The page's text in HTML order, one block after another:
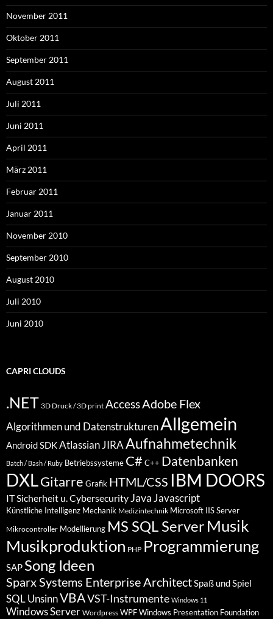
November 2011
Oktober 2011
September 2011
August 2011
Juli 2011
Juni 2011
April 2011
März 2011
Februar 2011
Januar 2011
November 2010
September 2010
August 2010
Juli 2010
Juni 2010
CAPRI CLOUDS
.NET 3D Druck / 3D print AccessAdobe Flex
Algorithmen und DatenstrukturenAllgemein
Android SDKAtlassian JIRAAufnahmetechnik
Batch / Bash / Ruby Betriebssysteme C# C++ Datenbanken
DXLGitarre Grafik HTML/CSS IBM DOORS
IT Sicherheit u. Cybersecurity Java Javascript
Künstliche Intelligenz Mechanik Medizintechnik Microsoft IIS Server
Mikrocontroller Modellierung MS SQL Server Musik
Musikproduktion PHP Programmierung
SAP Song Ideen
Sparx Systems Enterprise ArchitectSpaß und Spiel
SQL UnsinnVBAVST-Instrumente Windows 11
Windows Server Wordpress WPF Windows Presentation Foundation